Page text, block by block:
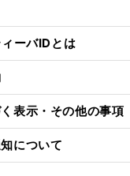
ーバIDとは
表示・その他の事項
について